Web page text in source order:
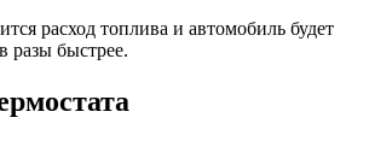
расход топлива и автомобиль будет
разы быстрее.